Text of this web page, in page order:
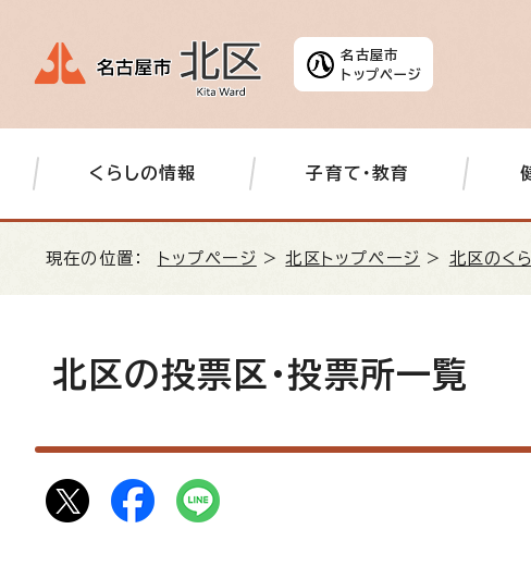
名古屋市
トップページ
くらしの情報 子育て・教育
現在の位置： トップページ >北区トップページ > 北区のく
北区の投票区・投票所一覧